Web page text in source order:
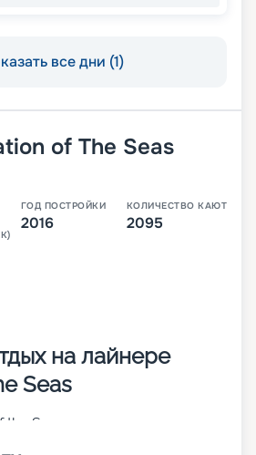
все дни (1)
of The Seas
ГОД ПОСТРОЙКИ
2016
КОЛИЧЕСТВО КАЮТ
2095
на лайнере
Seas
Seas – третье судно класса